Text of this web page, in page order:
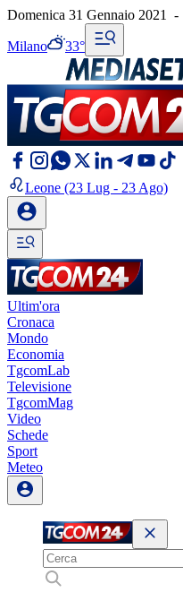
Domenica 31 Gennaio 2021 -
Milano 33°
Leone (23 Lug - 23 Ago)
Ultim'ora
Cronaca
Mondo
Economia
TgcomLab
Televisione
TgcomMag
Video
Schede
Sport
Meteo